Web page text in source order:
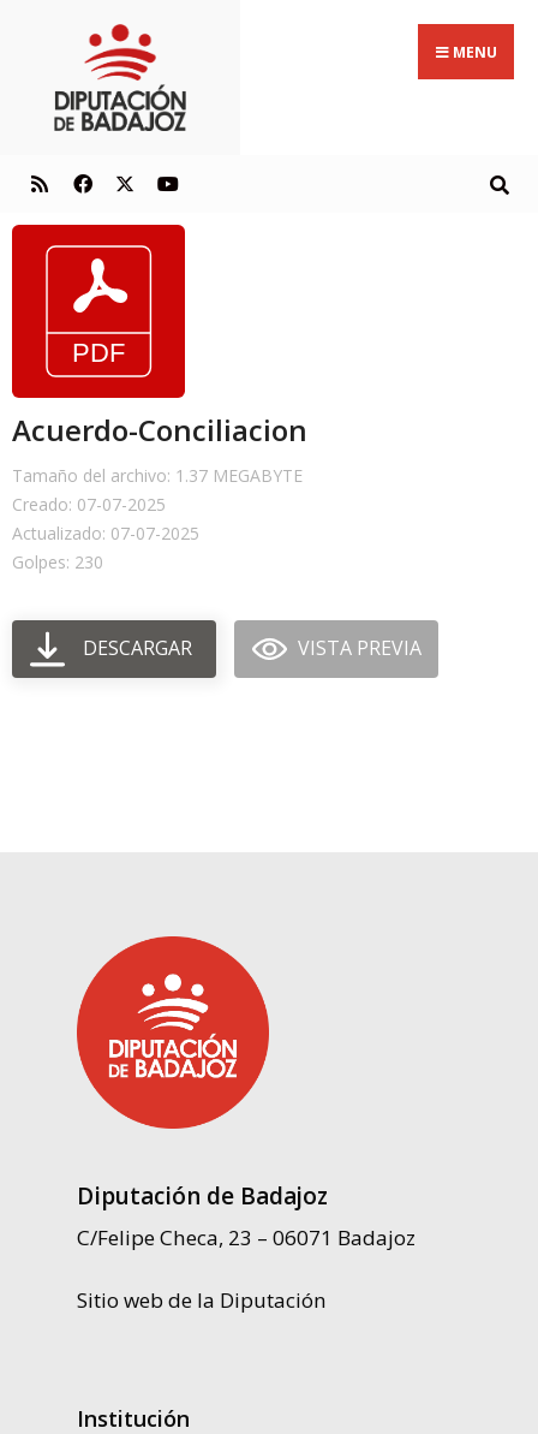
MENU
Acuerdo-Conciliacion
Tamaño del archivo: 1.37 MEGABYTE
Creado: 07-07-2025
Actualizado: 07-07-2025
Golpes: 230
DESCARGAR VISTA PREVIA
Diputación de Badajoz
C/Felipe Checa, 23 – 06071 Badajoz
Sitio web de la Diputación
Institución